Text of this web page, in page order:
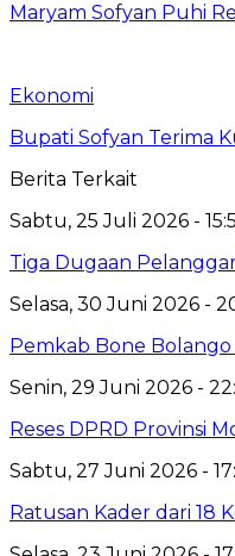
Maryam Sofyan Puhi
Ekonomi
Bupati Sofyan Terima
Berita Terkait
Sabtu, 25 Juli 2026 -
Tiga Dugaan
Selasa, 30 Juni 2026 -
Pemkab Bone
Senin, 29 Juni 2026 -
Reses DPRD Provinsi
Sabtu, 27 Juni 2026 -
Ratusan Kader dari 18